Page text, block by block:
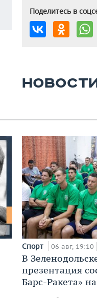
Поделитесь в
Спорт 06 авг, 19:10
В
презентация
Барс-Ракета»